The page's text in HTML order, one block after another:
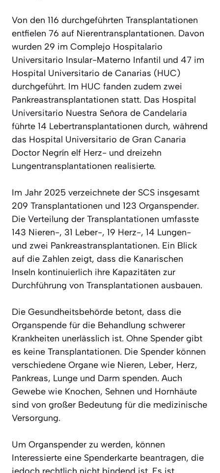
Von den 116 durchgeführten Transplantationen
entfielen 76 auf Nierentransplantationen. Davon
wurden 29 im Complejo Hospitalario
Universitario Insular-Materno Infantil und 47 im
Hospital Universitario de Canarias (HUC)
durchgeführt. Im HUC fanden zudem zwei
Pankreastransplantationen statt. Das Hospital
Universitario Nuestra Señora de Candelaria
führte 14 Lebertransplantationen durch, während
das Hospital Universitario de Gran Canaria
Doctor Negrín elf Herz- und dreizehn
Lungentransplantationen realisierte.
Im Jahr 2025 verzeichnete der SCS insgesamt
209 Transplantationen und 123 Organspender.
Die Verteilung der Transplantationen umfasste
143 Nieren-, 31 Leber-, 19 Herz-, 14 Lungen-
und zwei Pankreastransplantationen. Ein Blick
auf die Zahlen zeigt, dass die Kanarischen
Inseln kontinuierlich ihre Kapazitäten zur
Durchführung von Transplantationen ausbauen.
Die Gesundheitsbehörde betont, dass die
Organspende für die Behandlung schwerer
Krankheiten unerlässlich ist. Ohne Spender gibt
es keine Transplantationen. Die Spender können
verschiedene Organe wie Nieren, Leber, Herz,
Pankreas, Lunge und Darm spenden. Auch
Gewebe wie Knochen, Sehnen und Hornhäute
sind von großer Bedeutung für die medizinische
Versorgung.
Um Organspender zu werden, können
Interessierte eine Spenderkarte beantragen, die